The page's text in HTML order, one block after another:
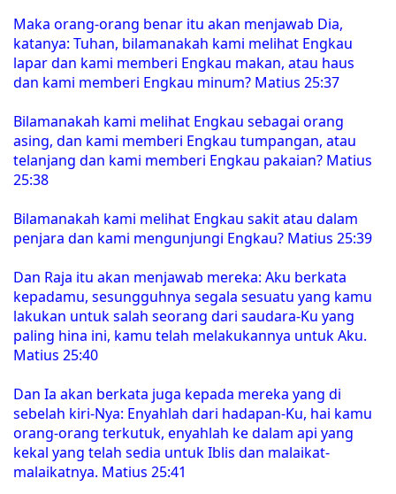
Maka orang-orang benar itu akan menjawab Dia,
katanya: Tuhan, bilamanakah kami melihat Engkau
lapar dan kami memberi Engkau makan, atau haus
dan kami memberi Engkau minum? Matius 25:37
Bilamanakah kami melihat Engkau sebagai orang
asing, dan kami memberi Engkau tumpangan, atau
telanjang dan kami memberi Engkau pakaian? Matius
25:38
Bilamanakah kami melihat Engkau sakit atau dalam
penjara dan kami mengunjungi Engkau? Matius 25:39
Dan Raja itu akan menjawab mereka: Aku berkata
kepadamu, sesungguhnya segala sesuatu yang kamu
lakukan untuk salah seorang dari saudara-Ku yang
paling hina ini, kamu telah melakukannya untuk Aku.
Matius 25:40
Dan Ia akan berkata juga kepada mereka yang di
sebelah kiri-Nya: Enyahlah dari hadapan-Ku, hai kamu
orang-orang terkutuk, enyahlah ke dalam api yang
kekal yang telah sedia untuk Iblis dan malaikat-
malaikatnya. Matius 25:41